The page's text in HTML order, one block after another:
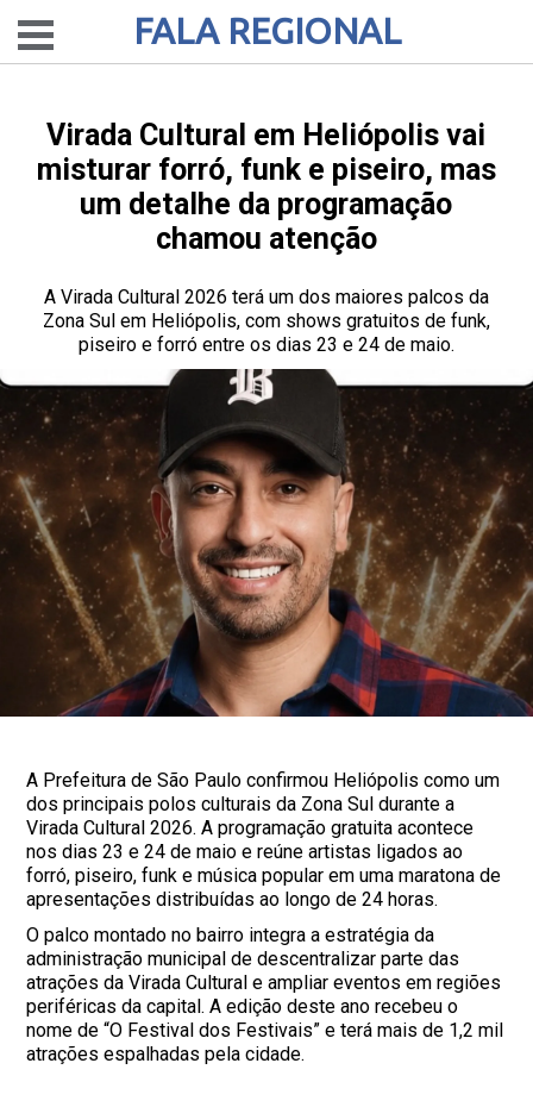
FALA REGIONAL
Virada Cultural em Heliópolis vai
misturar forró, funk e piseiro, mas
um detalhe da programação
chamou atenção
A Virada Cultural 2026 terá um dos maiores palcos da
Zona Sul em Heliópolis, com shows gratuitos de funk,
piseiro e forró entre os dias 23 e 24 de maio.
A Prefeitura de São Paulo confirmou Heliópolis como um
dos principais polos culturais da Zona Sul durante a
Virada Cultural 2026. A programação gratuita acontece
nos dias 23 e 24 de maio e reúne artistas ligados ao
forró, piseiro, funk e música popular em uma maratona de
apresentações distribuídas ao longo de 24 horas.
O palco montado no bairro integra a estratégia da
administração municipal de descentralizar parte das
atrações da Virada Cultural e ampliar eventos em regiões
periféricas da capital. A edição deste ano recebeu o
nome de “O Festival dos Festivais” e terá mais de 1,2 mil
atrações espalhadas pela cidade.